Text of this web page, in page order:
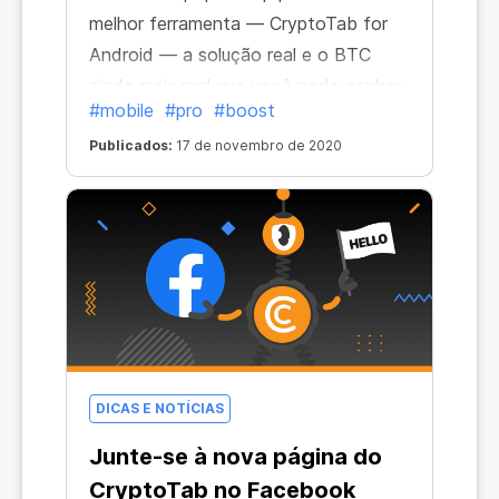
melhor ferramenta ― CryptoTab for
Android ― a solução real e o BTC
ainda mais real que você pode ganhar
com ela. Você não só aproveitará uma
mineração de onde você quiser, como
também terá a experiência de
navegação definitiva e mais lucro!
Estamos constantemente atualizando
e melhorando o produto, então é
garantido de você estar
acompanhando as tecnologias mais
avançadas.
#mobile #pro #boost
Publicados: 17 de novembro de 2020
DICAS E NOTÍCIAS
Junte-se à nova página do
CryptoTab no Facebook